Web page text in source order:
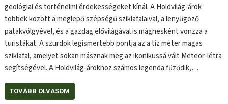
geológiai és történelmi érdekességeket kínál. A Holdvilág-árok
többek között a meglepő szépségű sziklafalaival, a lenyűgöző
patakvölgyével, és a gazdag élővilágával is mágnesként vonzza a
turistákat. A szurdok legismertebb pontja az a tíz méter magas
sziklafal, amelyet sokan másznak meg az ikonikussá vált Meteor-létra
segítségével. A Holdvilág-árokhoz számos legenda fűződik,…
TOVÁBB OLVASOM